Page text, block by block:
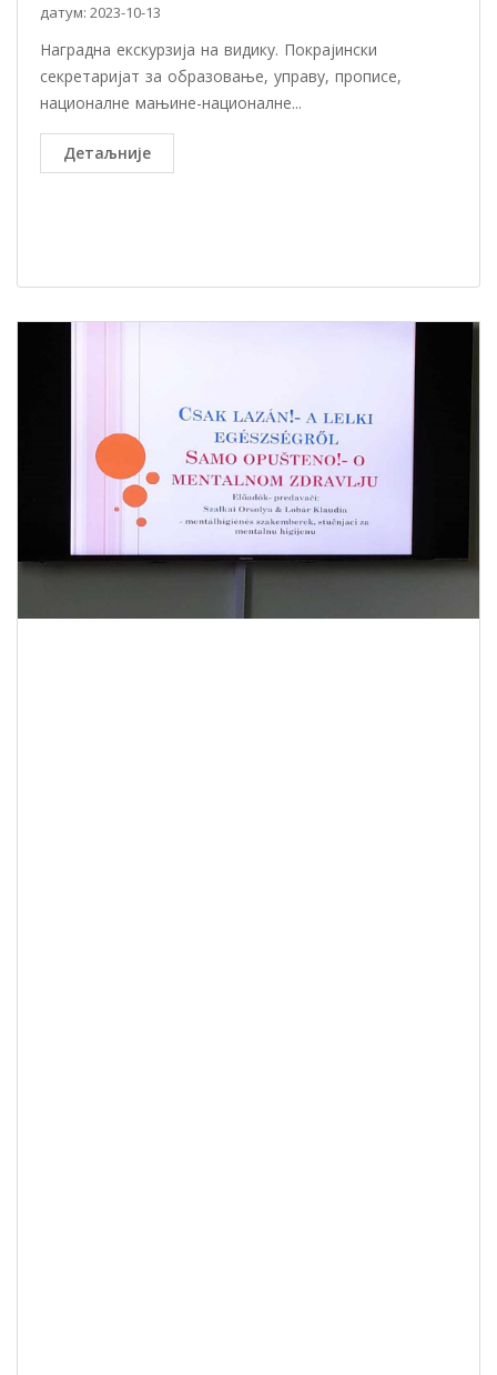
датум: 2023-10-13
Наградна екскурзија на видику. Покрајински
секретаријат за образовање, управу, прописе,
националне мањине-националне...
Детаљније